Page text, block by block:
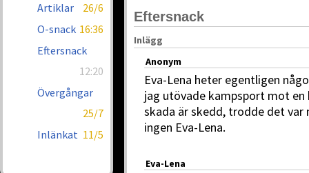
Artiklar
26/6
O-snack 16:36
Eftersnack
12:20
Övergångar
25/7
Inlänkat 11/5
Eftersnack
Inlägg
Anonym
Eva-Lena heter egentligen
jag utövade kampsport mot
skada är skedd, trodde det var
ingen Eva-Lena.
Eva-Lena